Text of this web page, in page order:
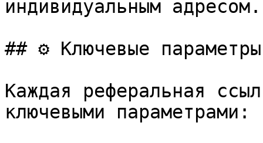
индивидуальным адресом.
## ⚙️ Ключевые
Каждая реферальная
ключевыми параметрами: